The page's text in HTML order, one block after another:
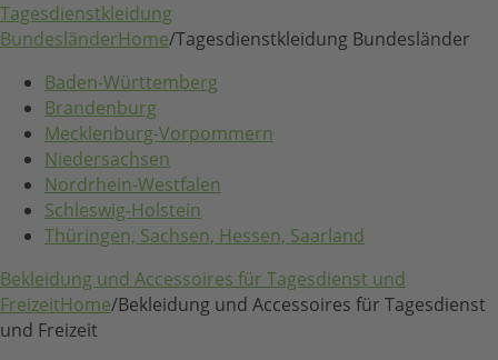
Tagesdienstkleidung
BundesländerHome/Tagesdienstkleidung Bundesländer
Baden-Württemberg
Brandenburg
Mecklenburg-Vorpommern
Niedersachsen
Nordrhein-Westfalen
Schleswig-Holstein
Thüringen, Sachsen, Hessen, Saarland
Bekleidung und Accessoires für Tagesdienst und
FreizeitHome/Bekleidung und Accessoires für Tagesdienst
und Freizeit